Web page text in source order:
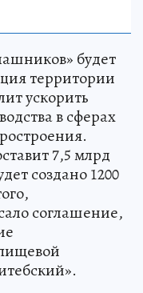
будет
территории
ускорить
в сферах
7,5 млрд
создано 1200
соглашение,